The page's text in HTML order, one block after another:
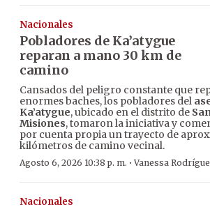
Nacionales
Pobladores de Ka’atygue
reparan a mano 30 km de
camino
Cansados del peligro constante que
enormes baches, los pobladores del
Ka’atygue, ubicado en el distrito de
Misiones, tomaron la iniciativa y
por cuenta propia un trayecto de
kilómetros de camino vecinal.
Agosto 6, 2026 10:38 p. m. ·Vanessa
Nacionales